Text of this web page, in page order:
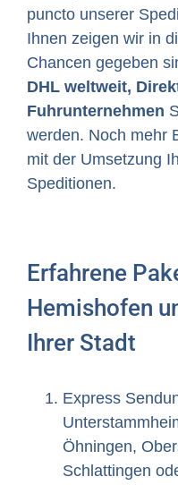
puncto unserer
Ihnen zeigen wir in
Chancen gegeben
DHL weltweit,
Fuhrunternehmen
werden. Noch mehr
mit der Umsetzung
Speditionen.
Erfahrene
Hemishofen
Ihrer Stadt
Express
Öhningen,
Schlattingen